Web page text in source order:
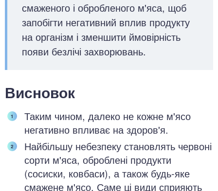
смаженого і обробленого м'яса, щоб
запобігти негативний вплив продукту
на організм і зменшити ймовірність
появи безлічі захворювань.
Висновок
Таким чином, далеко не кожне м'ясо
негативно впливає на здоров'я.
Найбільшу небезпеку становлять червоні
сорти м'яса, оброблені продукти
(сосиски, ковбаси), а також будь-яке
смажене м'ясо. Саме ці види сприяють